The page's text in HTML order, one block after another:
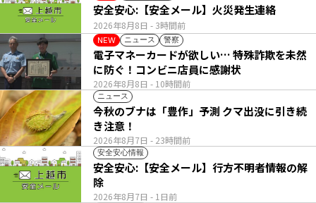
2026年8月8日 - 3時間前
安全安心:【安全メール】火災発生連絡
NEW ニュース 警察
2026年8月8日 - 10時間前
電子マネーカードが欲しい… 特殊詐欺を未然
に防ぐ！コンビニ店員に感謝状
ニュース
2026年8月7日 - 23時間前
今秋のブナは「豊作」予測 クマ出没に引き続
き注意！
安全安心情報
2026年8月7日 - 1日前
安全安心:【安全メール】行方不明者情報の解
除